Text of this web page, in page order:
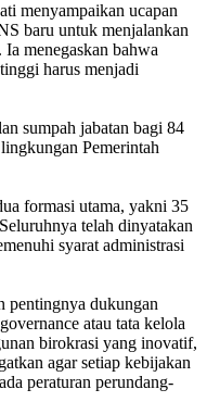
menyampaikan ucapan
baru untuk menjalankan
menegaskan bahwa
harus menjadi
sumpah jabatan bagi 84
Pemerintah
formasi utama, yakni 35
telah dinyatakan
syarat administrasi
pentingnya dukungan
atau tata kelola
birokrasi yang inovatif,
agar setiap kebijakan
peraturan perundang-